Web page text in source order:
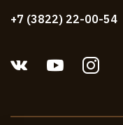
+7 (3822) 22-00-54